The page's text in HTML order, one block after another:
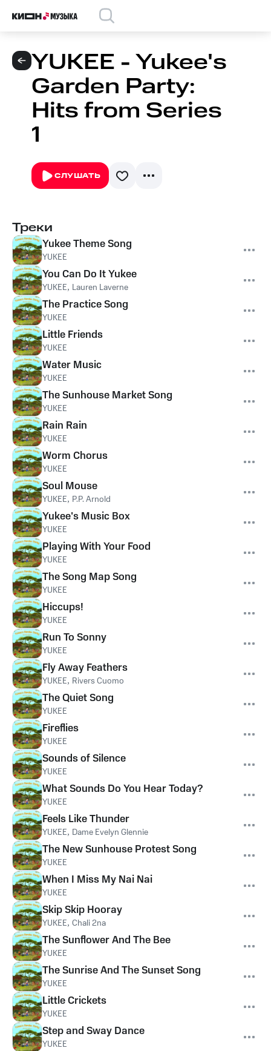
YUKEE - Yukee's
Garden Party:
Hits from Series
1
СЛУШАТЬ
Треки
Yukee Theme Song
YUKEE
You Can Do It Yukee
YUKEE, Lauren Laverne
The Practice Song
YUKEE
Little Friends
YUKEE
Water Music
YUKEE
The Sunhouse Market Song
YUKEE
Rain Rain
YUKEE
Worm Chorus
YUKEE
Soul Mouse
YUKEE, P.P. Arnold
Yukee's Music Box
YUKEE
Playing With Your Food
YUKEE
The Song Map Song
YUKEE
Hiccups!
YUKEE
Run To Sonny
YUKEE
Fly Away Feathers
YUKEE, Rivers Cuomo
The Quiet Song
YUKEE
Fireflies
YUKEE
Sounds of Silence
YUKEE
What Sounds Do You Hear Today?
YUKEE
Feels Like Thunder
YUKEE, Dame Evelyn Glennie
The New Sunhouse Protest Song
YUKEE
When I Miss My Nai Nai
YUKEE
Skip Skip Hooray
YUKEE, Chali 2na
The Sunflower And The Bee
YUKEE
The Sunrise And The Sunset Song
YUKEE
Little Crickets
YUKEE
Step and Sway Dance
YUKEE